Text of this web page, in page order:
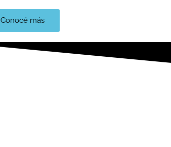
Conocé más